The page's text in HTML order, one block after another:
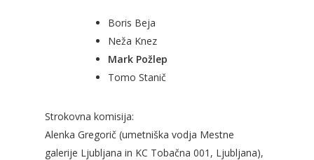
Boris Beja
Neža Knez
Mark Požlep
Tomo Stanič
Strokovna komisija:
Alenka Gregorič (umetniška vodja Mestne
galerije Ljubljana in KC Tobačna 001, Ljubljana),